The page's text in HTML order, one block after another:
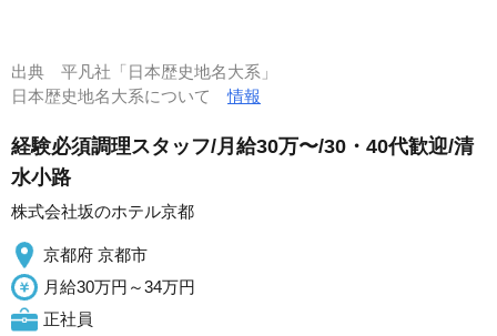
出典 平凡社「日本歴史地名大系」
日本歴史地名大系について情報
経験必須調理スタッフ/月給30万〜/30・40代歓迎/清
水小路
株式会社坂のホテル京都
京都府 京都市
月給30万円～34万円
正社員